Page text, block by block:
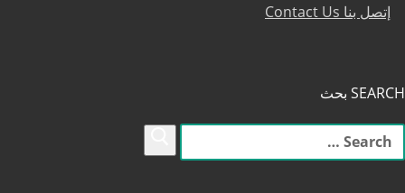
إتصل بنا Contact Us
SEARCH بحث
البحث
عن: